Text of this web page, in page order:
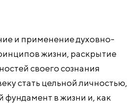
и применение духовно-
жизни, раскрытие
своего сознания
стать цельной личностью,
фундамент в жизни и, как